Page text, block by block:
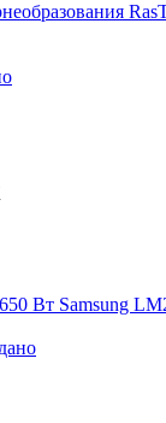
Вт Samsung